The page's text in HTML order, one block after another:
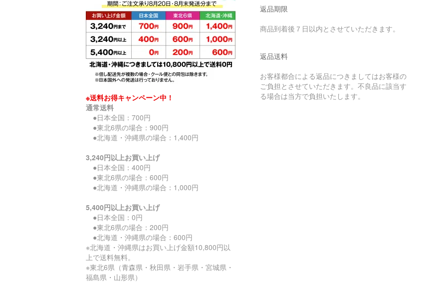
※送料お得キャンペーン中！
通常送料
●日本全国：700円
●東北6県の場合：900円
●北海道・沖縄県の場合：1,400円
3,240円以上お買い上げ
●日本全国：400円
●東北6県の場合：600円
●北海道・沖縄県の場合：1,000円
5,400円以上お買い上げ
●日本全国：0円
●東北6県の場合：200円
●北海道・沖縄県の場合：600円
※北海道・沖縄県はお買い上げ金額10,800円以
上で送料無料。
※東北6県（青森県・秋田県・岩手県・宮城県・
福島県・山形県）
返品期限
商品到着後７日以内とさせていただきます。
返品送料
お客様都合による返品につきましてはお客様の
ご負担とさせていただきます。不良品に該当す
る場合は当方で負担いたします。